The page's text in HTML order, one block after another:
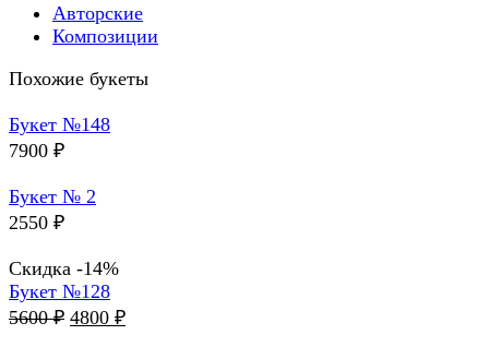
Авторские
Композиции
Похожие букеты
Букет №148
7900 ₽
Букет № 2
2550 ₽
Скидка -14%
Букет №128
5600₽ Первоначальная
4800 ₽Текущая